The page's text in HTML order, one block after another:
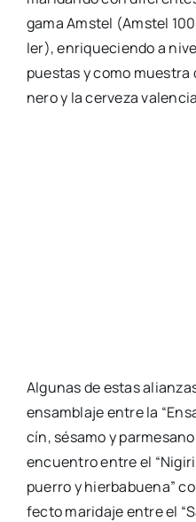
gama Ams­tel (Ams­tel
ler), enri­que­cien­do a
pues­tas y como
ne­ro y la cer­ve­za
Algu­nas de estas
ensam­bla­je entre la
cín, sésa­mo y
encuen­tro entre el
pue­rro y hier­ba­bue­na”
fec­to mari­da­je entre el